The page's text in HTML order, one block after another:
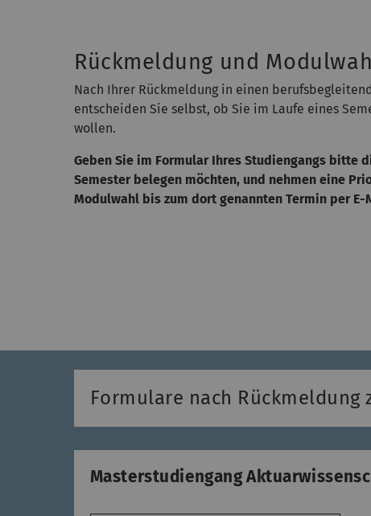
Rückmeldung und
Nach Ihrer Rückmeldung in einen
entscheiden Sie selbst, ob Sie im Laufe eines
wollen.
Geben Sie im Formular Ihres Studiengangs bitte
Semester belegen möchten, und nehmen eine
Modulwahl bis zum dort genannten Termin per
Formulare nach
Masterstudiengang